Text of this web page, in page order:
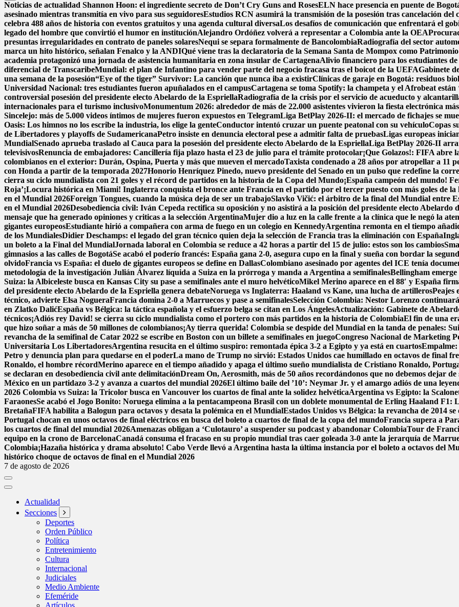
Noticias de actualidad Shannon Hoon: el ingrediente secreto de Don’t Cry Guns and RosesELN hace presencia en puente de
asesinado mientras transmitía en vivo para sus seguidoresEstudios RCN asumirá la transmisión de la posesión tras cancelación
celebra 488 años de historia con eventos gratuitos y una agenda cultural diversaLos desafíos de comunicación que enfrentará el
legado del hombre que convirtió el humor en instituciónAlejandro Ordóñez volverá a representar a Colombia ante la OEA
presuntas irregularidades en contrato de paneles solaresNequi se separa formalmente de BancolombiaRadiografía del sector
marca un hito histórico, señalan Fenalco y la ANDIQué viene tras la declaratoria de la Semana Santa de Mompox como
academia protagonizó una jornada de asistencia humanitaria en zona insular de CartagenaAlivio financiero para los estudiantes
diferencial de TranscaribeMundial: el plan de Infantino para vender parte del negocio fracasa tras el boicot de la UEFAGabinete
una semana de la posesión“Eye of the tiger” Survivor: La canción que nunca iba a existirClínicas de garaje en Bogotá: residuos
Universidad Nacional: tres estudiantes fueron apuñalados en el campusCartagena se toma Spotify: la champeta y el Afrobeat están
controversial posesión del presidente electo Abelardo de la EspriellaRadiografía de la crisis por el servicio de acueducto y
internacionales para el turismo inclusivoMonumentum 2026: alrededor de más de 22.000 asistentes vivieron la fiesta electrónica
Sincelejo: más de 5.000 videos íntimos de mujeres fueron expuestos en TelegramLiga BetPlay 2026-II: el mercado de fichajes se
Oasis: Los himnos no los escribe la industria, los elige la genteConductor intentó cruzar un puente peatonal con su vehículoCopas
de Libertadores y playoffs de SudamericanaPetro insiste en denuncia electoral pese a admitir falta de pruebasLigas europeas
MundialSenado aprueba traslado al Cauca para la posesión del presidente electo Abelardo de la EspriellaLiga BetPlay 2026-II
televisivosRenuncia de embajadores: Cancillería fija plazo hasta el 23 de julio para el trámite protocolar¡Que Golazos!: FIFA abre
colombianos en el exterior: Durán, Ospina, Puerta y más que mueven el mercadoTaxista condenado a 28 años por atropellar a 11
con Honda a partir de la temporada 2027Honorio Henríquez Pinedo, nuevo presidente del Senado en un pulso que redefine la
cierra su ciclo mundialista con 21 goles y el récord de partidos en la historia de la Copa del Mundo¡España campeón del mundo!
Roja’¡Locura histórica en Miami! Inglaterra conquista el bronce ante Francia en el partido por el tercer puesto con más goles de
en el Mundial 2026Foreign Tongues, cuando la música deja de ser un trabajoSlavko Vičić: el árbitro de la final del Mundial entre
en el Mundial 2026Desobediencia civil: Iván Cepeda rectifica su oposición y no asistirá a la posición del presidente electo Abelardo
mensaje que ha generado opiniones y criticas a la selección ArgentinaMujer dio a luz en la calle frente a la clínica que le negó la
gigantes europeosEstudiante hirió a compañera con arma de fuego en un colegio en KennedyArgentina remonta en el tiempo
de los MundialesDidier Deschamps: el legado del gran técnico quien deja la selección de Francia tras la eliminación con España
un boleto a la Final del MundialJornada laboral en Colombia se reduce a 42 horas a partir del 15 de julio: estos son los cambios
gimnasios a las calles de BogotáSe acabó el poderío francés: España gana 2-0, asegura cupo en la final y sueña con bordar la
olvidoFrancia vs España: el duelo de gigantes europeos se define en DallasColombiano asesinado por agentes del ICE tenía
metodología de la investigación Julián Álvarez líquida a Suiza en la prórroga y manda a Argentina a semifinalesBellingham
Suiza: la Albiceleste busca en Kansas City su pase a semifinales ante el muro helvéticoMikel Merino aparece en el 88′ y España
del presidente electo Abelardo de la Espriella genera debateNoruega vs Inglaterra: Haaland vs Kane, una lucha de artillerosPeajes
técnico, advierte Elsa NogueraFrancia domina 2-0 a Marruecos y pase a semifinalesSelección Colombia: Nestor Lorenzo
en Zlatko DalićEspaña vs Bélgica: la táctica española y el esfuerzo belga se citan en Los ÁngelesActualización: Gabinete de
técnicos¡Adiós rey David! se cierra su ciclo mundialista como el portero con más partidos en la historia de ColombiaEl fin de una
que hizo soñar a más de 50 millones de colombianos¡Ay tierra querida! Colombia se despide del Mundial en la tanda de penales:
revancha de la semifinal de Catar 2022 se escribe en Boston con un billete a semifinales en juegoCongreso Nacional de Marketing
Universitaria Los LibertadoresArgentina resucita en el último suspiro: remontada épica 3-2 a Egipto y ya está en cuartosEmpalme:
Petro y denuncia plan para quedarse en el poderLa mano de Trump no sirvió: Estados Unidos cae humillado en octavos de final
Ronaldo, el hombre récordMerino aparece en el tiempo añadido y apaga el último sueño mundialista de Cristiano Ronaldo,
se declaran en desobediencia civil ante delimitaciónDream On, Aerosmith, más de 50 años recordándonos que no debemos dejar de
México en un partidazo 3-2 y avanza a cuartos del mundial 2026El último baile del ’10’: Neymar Jr. y el amargo adiós de una
2026 Colombia vs Suiza: la Tricolor busca en Vancouver los cuartos de final ante la solidez helvéticaArgentina vs Egipto: la
FaraonesSe acabó el Jogo Bonito: Noruega elimina a la pentacampeona Brasil con un doblete monumental de Erling Haaland F1:
BretañaFIFA habilita a Balogun para octavos y desata la polémica en el MundialEstados Unidos vs Bélgica: la revancha de 2014
Portugal chocan en unos octavos de final eléctricos en busca del boleto a cuartos de final de la copa del mundoFrancia supera a
los cuartos de final del mundial 2026Amenazas obligan a ‘Culotauro’ a suspender su podcast y abandonar ColombiaTour de
equipo en la crono de BarcelonaCanadá consuma el fracaso en su propio mundial tras caer goleada 3-0 ante la jerarquía de
Colombia¡Hazaña histórica y drama absoluto! Cabo Verde llevó a Argentina hasta la última instancia por el boleto a octavos del
histórico choque de octavos de final en el Mundial 2026
7 de agosto de 2026
Actualidad
Secciones
Deportes
Orden Público
Política
Entretenimiento
Cultura
Internacional
Judiciales
Medio Ambiente
Efeméride